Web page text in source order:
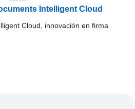
Intelligent Cloud
Cloud, innovación en firma